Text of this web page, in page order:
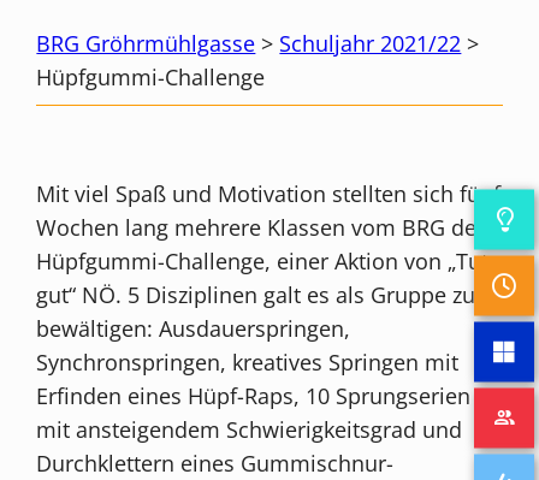
BRG Gröhrmühlgasse > Schuljahr 2021/22 >
Hüpfgummi-Challenge
Mit viel Spaß und Motivation stellten sich fünf
Wochen lang mehrere Klassen vom BRG der
Hüpfgummi-Challenge, einer Aktion von „Tut
gut“ NÖ. 5 Disziplinen galt es als Gruppe zu
bewältigen: Ausdauerspringen,
Synchronspringen, kreatives Springen mit
Erfinden eines Hüpf-Raps, 10 Sprungserien
mit ansteigendem Schwierigkeitsgrad und
Durchklettern eines Gummischnur-